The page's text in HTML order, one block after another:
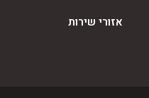
אזורי שירות